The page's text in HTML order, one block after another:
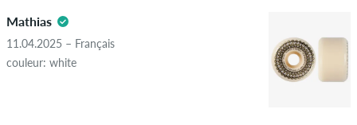
Mathias
11.04.2025 – Français
couleur: white